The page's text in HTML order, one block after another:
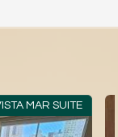
MAR SUITE